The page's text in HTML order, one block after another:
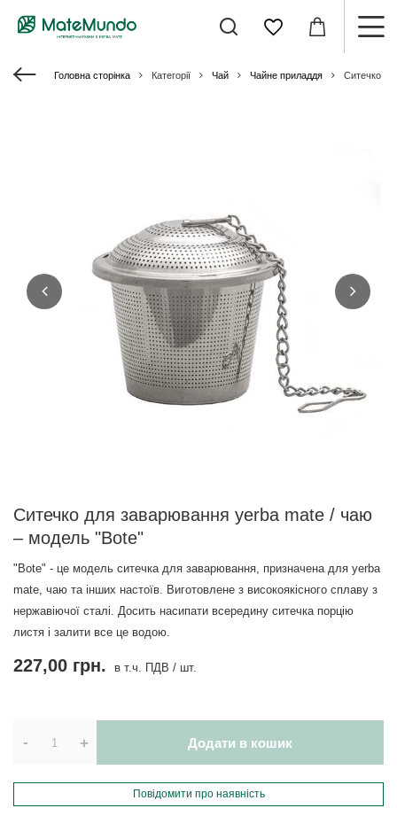
Головна сторінка Категорії Чай Чайне приладдя Ситечко
Ситечко для заварювання yerba mate / чаю
– модель "Bote"
"Bote" - це модель ситечка для заварювання, призначена для yerba
mate, чаю та інших настоїв. Виготовлене з високоякісного сплаву з
нержавіючої сталі. Досить насипати всередину ситечка порцію
листя і залити все це водою.
227,00 грн. в т.ч. ПДВ / шт.
- + Додати в кошик
Повідомити про наявність